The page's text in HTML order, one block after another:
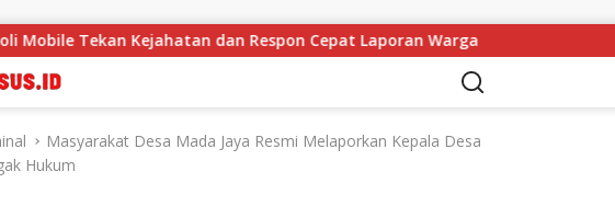
Kejahatan dan Respon Cepat Laporan Warga Proses Pengambilan
Masyarakat Desa Mada Jaya Resmi Melaporkan Kepala Desa
Hukum